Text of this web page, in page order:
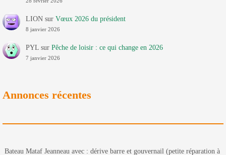
LIONsur Vœux 2026 du président
8 janvier 2026
PYLsur Pêche de loisir : ce qui change en 2026
7 janvier 2026
Annonces récentes
Bateau Mataf Jeanneau avec : dérive barre et gouvernail (petite réparation à